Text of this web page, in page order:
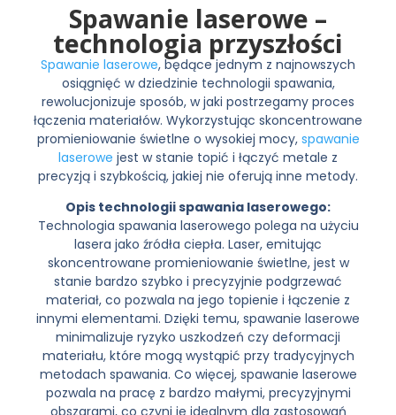
Spawanie laserowe –
technologia przyszłości
Spawanie laserowe, będące jednym z najnowszych
osiągnięć w dziedzinie technologii spawania,
rewolucjonizuje sposób, w jaki postrzegamy proces
łączenia materiałów. Wykorzystując skoncentrowane
promieniowanie świetlne o wysokiej mocy, spawanie
laserowe jest w stanie topić i łączyć metale z
precyzją i szybkością, jakiej nie oferują inne metody.
Opis technologii spawania laserowego:
Technologia spawania laserowego polega na użyciu
lasera jako źródła ciepła. Laser, emitując
skoncentrowane promieniowanie świetlne, jest w
stanie bardzo szybko i precyzyjnie podgrzewać
materiał, co pozwala na jego topienie i łączenie z
innymi elementami. Dzięki temu, spawanie laserowe
minimalizuje ryzyko uszkodzeń czy deformacji
materiału, które mogą wystąpić przy tradycyjnych
metodach spawania. Co więcej, spawanie laserowe
pozwala na pracę z bardzo małymi, precyzyjnymi
obszarami, co czyni je idealnym dla zastosowań